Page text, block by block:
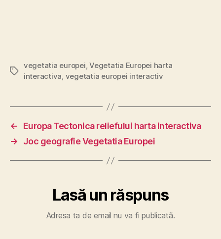
Etichete
vegetatia europei,Vegetatia Europei harta
interactiva, vegetatia europei interactiv
←
Europa Tectonica reliefului harta interactiva
→
Joc geografie Vegetatia Europei
Lasă un răspuns
Adresa ta de email nu va fi publicată.